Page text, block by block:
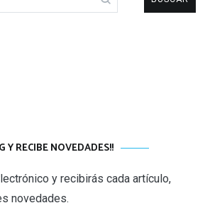
Y RECIBE NOVEDADES!!
y recibirás cada artículo,
novedades.